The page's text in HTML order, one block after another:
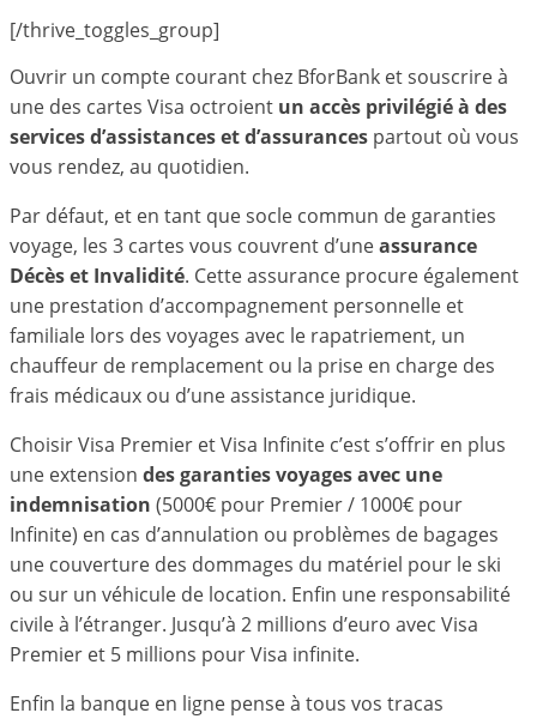
[/thrive_toggles_group]
Ouvrir un compte courant chez BforBank et souscrire à
une des cartes Visa octroient un accès privilégié à des
services d’assistances et d’assurances partout où vous
vous rendez, au quotidien.
Par défaut, et en tant que socle commun de garanties
voyage, les 3 cartes vous couvrent d’uneassurance
Décès et Invalidité. Cette assurance procure également
une prestation d’accompagnement personnelle et
familiale lors des voyages avec le rapatriement, un
chauffeur de remplacement ou la prise en charge des
frais médicaux ou d’une assistance juridique.
Choisir Visa Premier et Visa Infinite c’est s’offrir en plus
une extension des garanties voyages avec une
indemnisation (5000€ pour Premier / 1000€ pour
Infinite) en cas d’annulation ou problèmes de bagages
une couverture des dommages du matériel pour le ski
ou sur un véhicule de location. Enfin une responsabilité
civile à l’étranger. Jusqu’à 2 millions d’euro avec Visa
Premier et 5 millions pour Visa infinite.
Enfin la banque en ligne pense à tous vos tracas